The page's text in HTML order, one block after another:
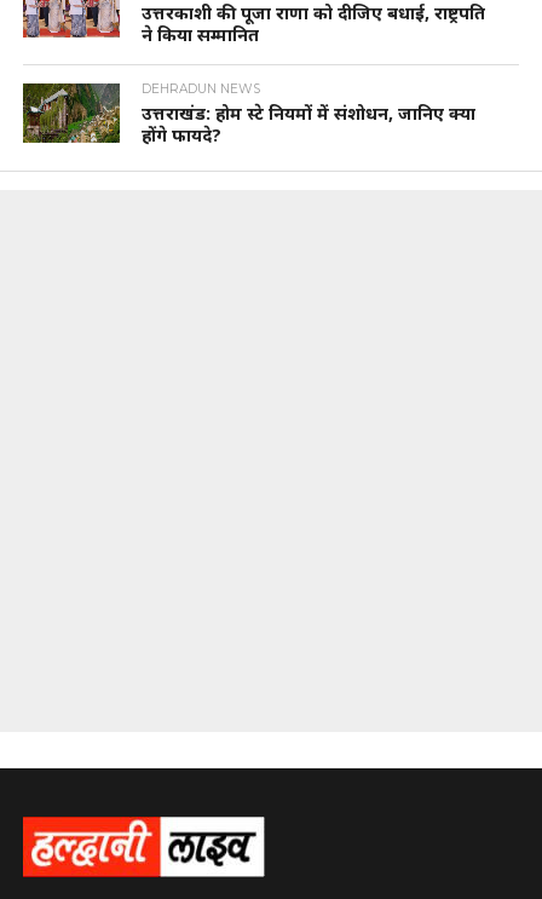
उत्तरकाशी की पूजा राणा को दीजिए बधाई, राष्ट्रपति
ने किया सम्मानित
DEHRADUN NEWS
उत्तराखंड: होम स्टे नियमों में संशोधन, जानिए क्या
होंगे फायदे?